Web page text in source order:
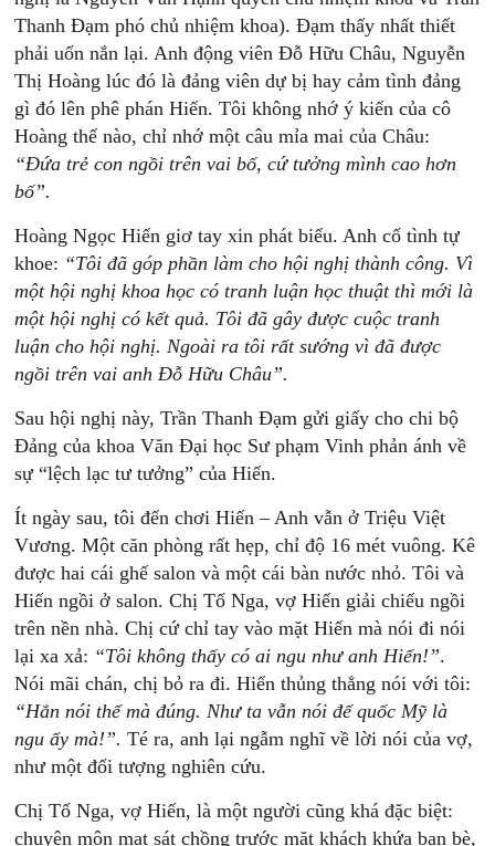
Thanh Đạm phó chủ nhiệm khoa). Đạm thấy nhất thiết
phải uốn nắn lại. Anh động viên Đỗ Hữu Châu, Nguyễn
Thị Hoàng lúc đó là đảng viên dự bị hay cảm tình đảng
gì đó lên phê phán Hiến. Tôi không nhớ ý kiến của cô
Hoàng thế nào, chỉ nhớ một câu mỉa mai của Châu:
“Đứa trẻ con ngồi trên vai bố, cứ tưởng mình cao hơn
bố”.
Hoàng Ngọc Hiến giơ tay xin phát biểu. Anh cố tình tự
khoe: “Tôi đã góp phần làm cho hội nghị thành công. Vì
một hội nghị khoa học có tranh luận học thuật thì mới là
một hội nghị có kết quả. Tôi đã gây được cuộc tranh
luận cho hội nghị. Ngoài ra tôi rất sướng vì đã được
ngồi trên vai anh Đỗ Hữu Châu”.
Sau hội nghị này, Trần Thanh Đạm gửi giấy cho chi bộ
Đảng của khoa Văn Đại học Sư phạm Vinh phản ánh về
sự “lệch lạc tư tưởng” của Hiến.
Ít ngày sau, tôi đến chơi Hiến – Anh vẫn ở Triệu Việt
Vương. Một căn phòng rất hẹp, chỉ độ 16 mét vuông. Kê
được hai cái ghế salon và một cái bàn nước nhỏ. Tôi và
Hiến ngồi ở salon. Chị Tố Nga, vợ Hiến giải chiếu ngồi
trên nền nhà. Chị cứ chỉ tay vào mặt Hiến mà nói đi nói
lại xa xả: “Tôi không thấy có ai ngu như anh Hiến!”.
Nói mãi chán, chị bỏ ra đi. Hiến thủng thẳng nói với tôi:
“Hắn nói thế mà đúng. Như ta vẫn nói đế quốc Mỹ là
ngu ấy mà!”. Té ra, anh lại ngẫm nghĩ về lời nói của vợ,
như một đối tượng nghiên cứu.
Chị Tố Nga, vợ Hiến, là một người cũng khá đặc biệt:
chuyên môn mạt sát chồng trước mặt khách khứa bạn bè,